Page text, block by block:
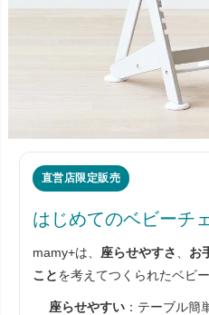
直営店限定販売
はじめてのベビーチ
mamy+は、 座らせやすさ お
ことを考えてつくられたベビ
座らせやすい：テーブル簡